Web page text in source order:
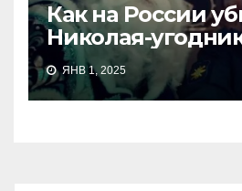
Как на России
Николая-
ЯНВ 1, 2025